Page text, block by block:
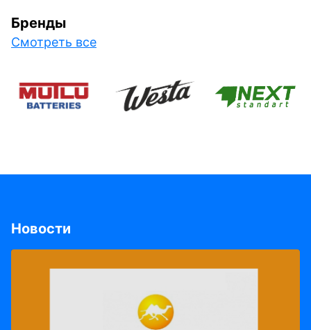
Бренды
Смотреть все
Новости